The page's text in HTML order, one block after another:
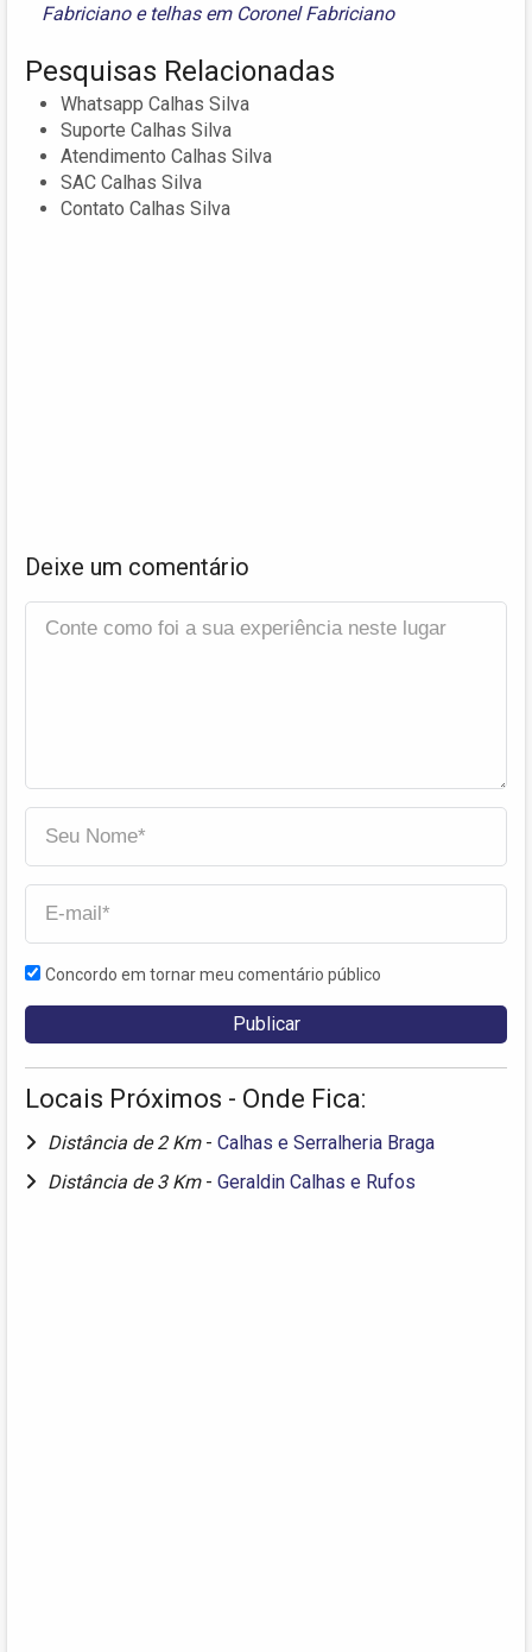
Fabricianoe telhas em Coronel Fabriciano
Pesquisas Relacionadas
Whatsapp Calhas Silva
Suporte Calhas Silva
Atendimento Calhas Silva
SAC Calhas Silva
Contato Calhas Silva
Deixe um comentário
Concordo em tornar meu comentário público
Locais Próximos - Onde Fica:
Distância de 2 Km - Calhas e Serralheria Braga
Distância de 3 Km - Geraldin Calhas e Rufos